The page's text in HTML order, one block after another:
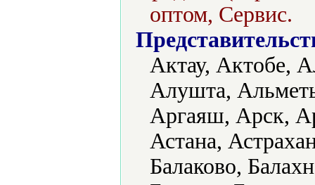
оптом, Сервис.
Актау, Актобе,
Алушта,
Аргаяш, Арск,
Астана,
Балаково,